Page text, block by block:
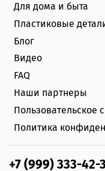
Для дома и быта
Пластиковые
Блог
Видео
FAQ
Наши партнеры
Пользовательское
Политика
+7 (999) 333-42-